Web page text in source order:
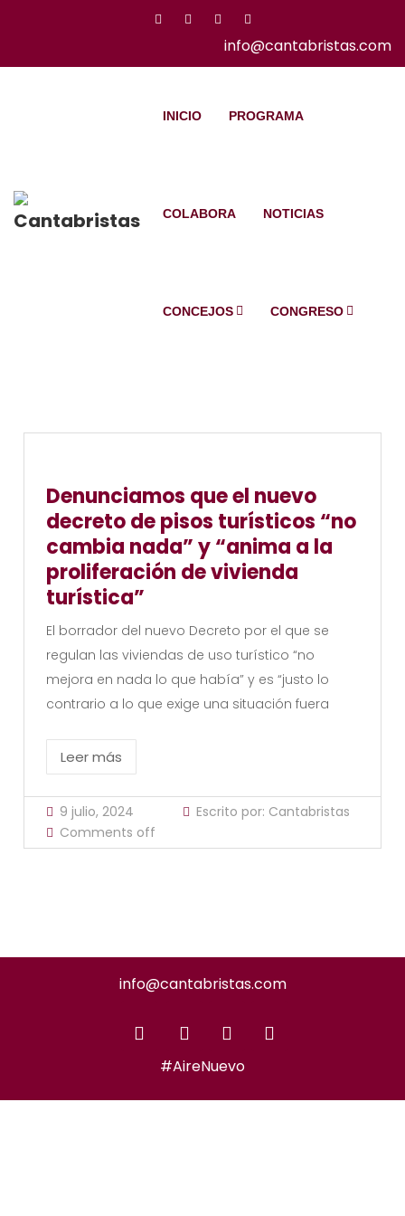
info@cantabristas.com
INICIO PROGRAMA
COLABORA NOTICIAS
CONCEJOS CONGRESO
Denunciamos que el nuevo
decreto de pisos turísticos “no
cambia nada” y “anima a la
proliferación de vivienda
turística”
El borrador del nuevo Decreto por el que se
regulan las viviendas de uso turístico “no
mejora en nada lo que había” y es “justo lo
contrario a lo que exige una situación fuera
Leer más
9 julio, 2024 Escrito por: Cantabristas
Comments off
info@cantabristas.com
#AireNuevo